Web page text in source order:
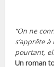
“On ne
s’apprête
pourtant,
Un roman